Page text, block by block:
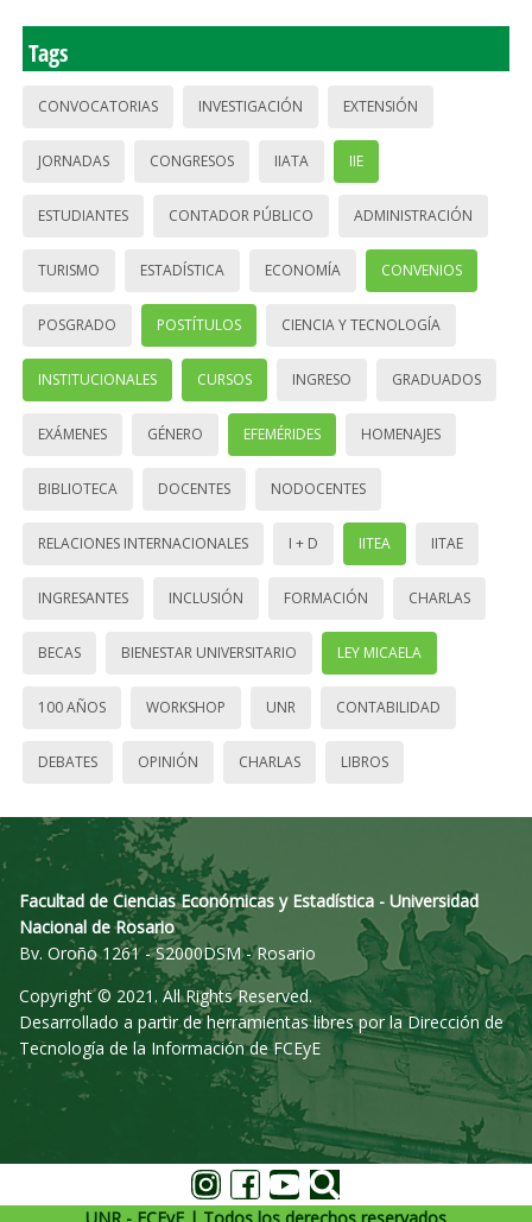
Tags
CONVOCATORIAS INVESTIGACIÓN EXTENSIÓN
JORNADAS CONGRESOS IIATA IIE
ESTUDIANTES CONTADOR PÚBLICO ADMINISTRACIÓN
TURISMO ESTADÍSTICA ECONOMÍA CONVENIOS
POSGRADO POSTÍTULOS CIENCIA Y TECNOLOGÍA
INSTITUCIONALES CURSOS INGRESO GRADUADOS
EXÁMENES GÉNERO EFEMÉRIDES HOMENAJES
BIBLIOTECA DOCENTES NODOCENTES
RELACIONES INTERNACIONALES I + D IITEA IITAE
INGRESANTES INCLUSIÓN FORMACIÓN CHARLAS
BECAS BIENESTAR UNIVERSITARIO LEY MICAELA
100 AÑOS WORKSHOP UNR CONTABILIDAD
DEBATES OPINIÓN CHARLAS LIBROS
Facultad de Ciencias Económicas y Estadística - Universidad
Nacional de Rosario
Bv. Oroño 1261 - S2000DSM - Rosario
Copyright © 2021. All Rights Reserved.
Desarrollado a partir de herramientas libres por la Dirección de
Tecnología de la Información de FCEyE